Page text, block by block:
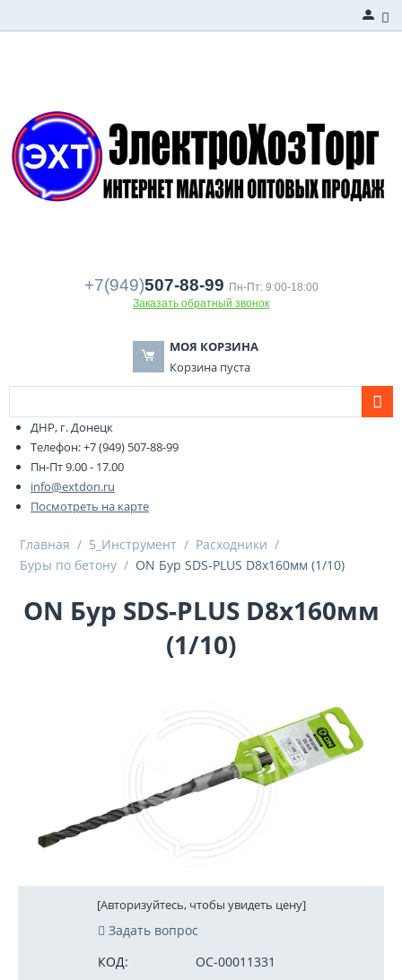
+7(949)507-88-99 Пн-Пт: 9:00-18:00
Заказать обратный звонок
МОЯ КОРЗИНА
Корзина пуста
ДНР, г. Донецк
Телефон: +7 (949) 507-88-99
Пн-Пт 9.00 - 17.00
info@extdon.ru
Посмотреть на карте
Главная / 5_Инструмент / Расходники /
Буры по бетону / ON Бур SDS-PLUS D8х160мм (1/10)
ON Бур SDS-PLUS D8х160мм
(1/10)
[Авторизуйтесь, чтобы увидеть цену]
Задать вопрос
КОД:
ОС-00011331